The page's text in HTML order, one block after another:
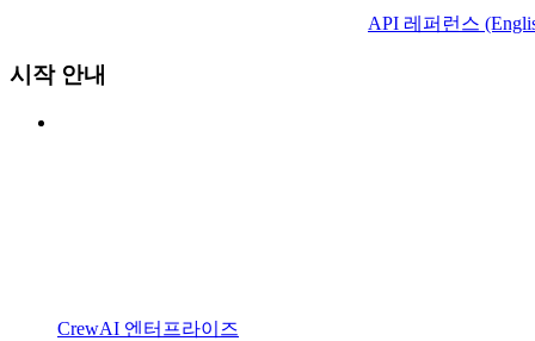
API 레퍼런스
시작 안내
CrewAI 엔터프라이즈